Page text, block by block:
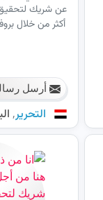
عن شريك
أكثر من خلال
أرسل
التحرير,